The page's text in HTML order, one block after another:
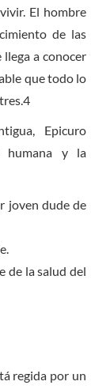
El hombre
de las
a conocer
que todo lo
Epicuro
humana y la
joven dude de
de la salud del
regida por un